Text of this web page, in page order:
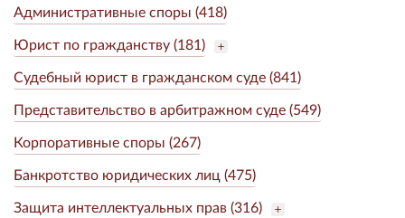
Административные споры (418)
Юрист по гражданству (181)
Судебный юрист в гражданском суде (841)
Представительство в арбитражном суде (549)
Корпоративные споры (267)
Банкротство юридических лиц (475)
Защита интеллектуальных прав (316)